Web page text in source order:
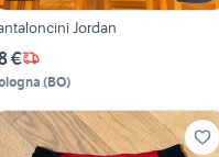
Jordan
€
(BO)